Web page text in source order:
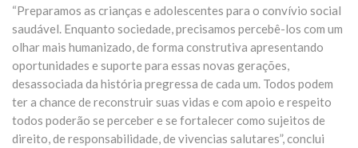
“Preparamos as crianças e adolescentes para o convívio social
saudável. Enquanto sociedade, precisamos percebê-los com um
olhar mais humanizado, de forma construtiva apresentando
oportunidades e suporte para essas novas gerações,
desassociada da história pregressa de cada um. Todos podem
ter a chance de reconstruir suas vidas e com apoio e respeito
todos poderão se perceber e se fortalecer como sujeitos de
direito, de responsabilidade, de vivencias salutares”, conclui